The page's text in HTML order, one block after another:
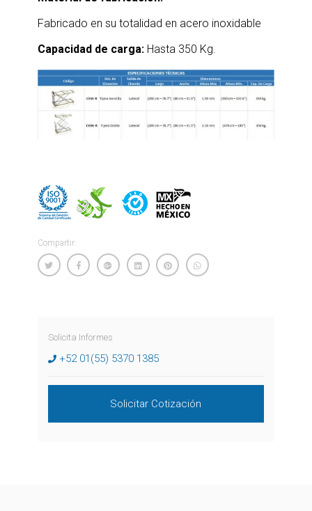
Fabricado en su totalidad en acero inoxidable
Capacidad de carga:Hasta 350 Kg.
Compartir:
Solicita Informes
+52 01(55) 5370 1385
Solicitar Cotización